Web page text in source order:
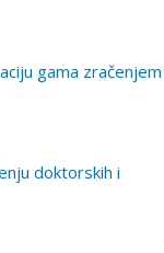
gama zračenjem
doktorskih i